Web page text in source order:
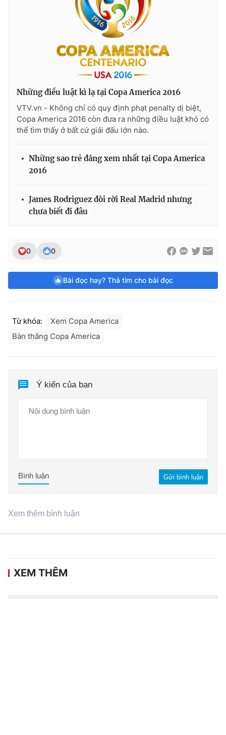
Những điều luật kì lạ tại Copa America 2016
VTV.vn - Không chỉ có quy định phạt penalty dị biệt,
Copa America 2016 còn đưa ra những điều luật khó có
thể tìm thấy ở bất cứ giải đấu lớn nào.
Những sao trẻ đáng xem nhất tại Copa America
2016
James Rodriguez đòi rời Real Madrid nhưng
chưa biết đi đâu
0 0
Bài đọc hay? Thả tim cho bài đọc
Từ khóa:
Xem Copa America
Bàn thắng Copa America
Ý kiến của bạn
Gửi bình luận
Bình luận
Xem thêm bình luận
XEM THÊM